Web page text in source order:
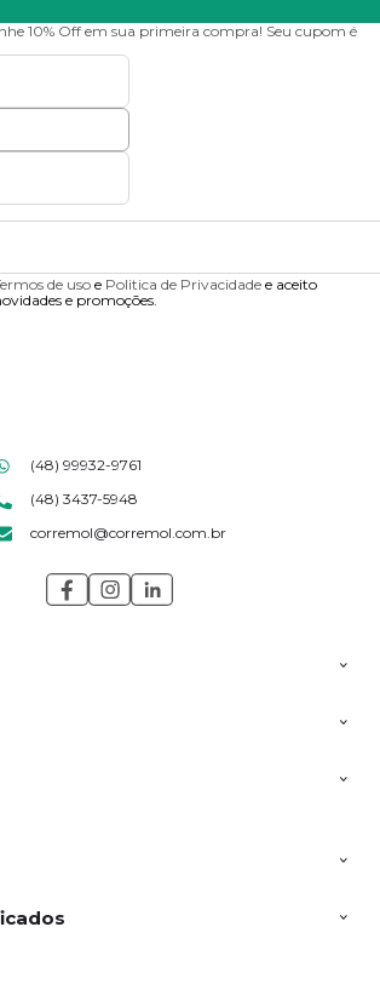
10% Off em sua primeira compra! Seu cupom é
de usoe Politica de Privacidadee aceito
e promoções.
(48) 99932-9761
(48) 3437-5948
corremol@corremol.com.br